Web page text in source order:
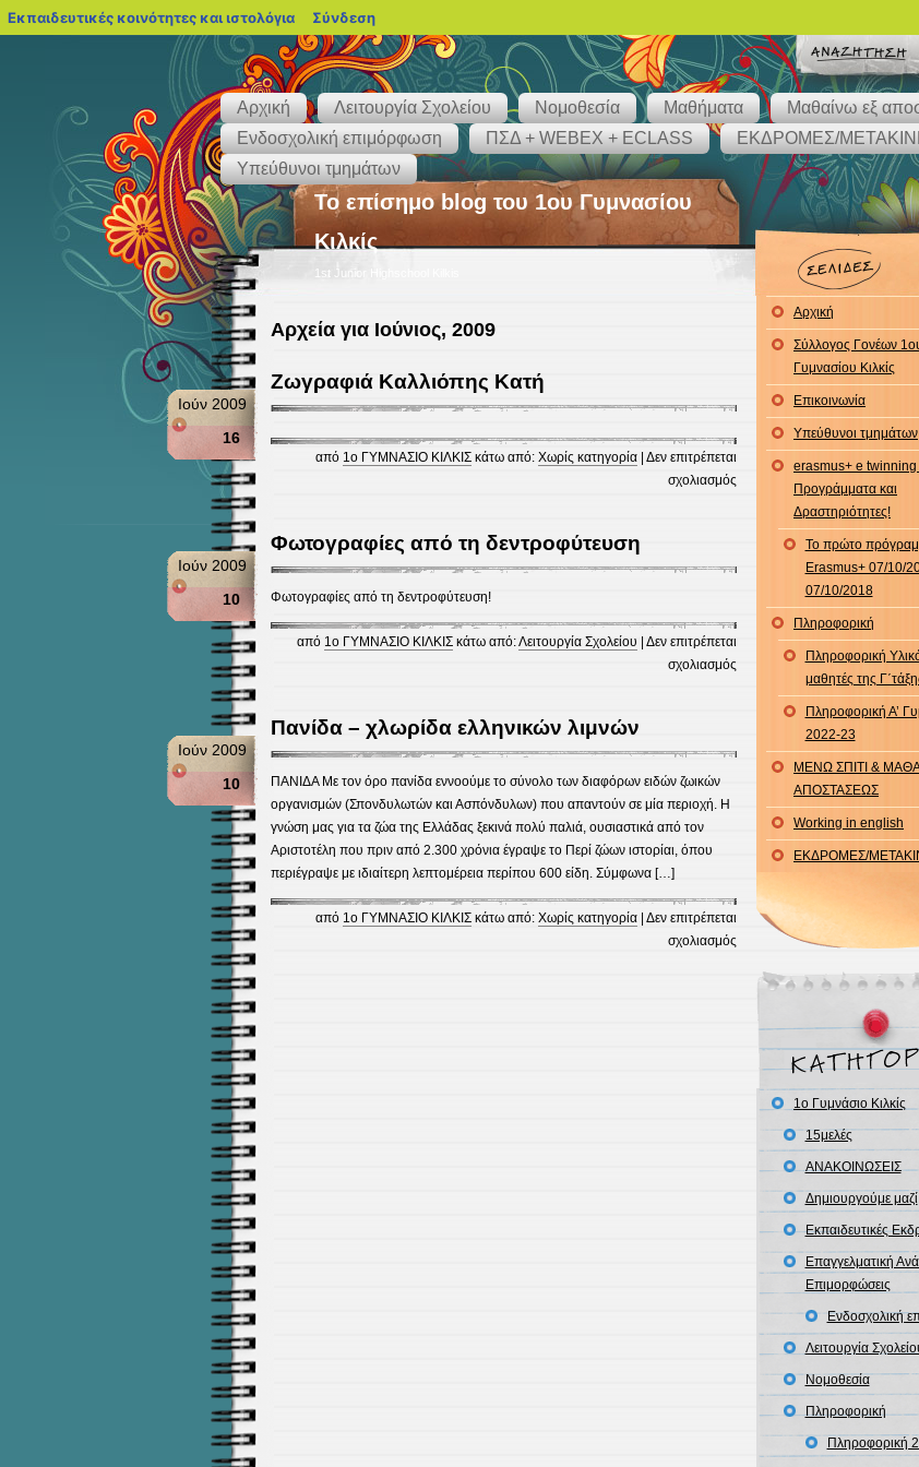
Αρχική Λειτουργία Σχολείου Νομοθεσία Μαθήματα
Μαθαίνω εξ
Ενδοσχολική επιμόρφωση
ΠΣΔ + WEBEX + ECLASS ΕΚΔΡΟΜΕΣ/
Υπεύθυνοι τμημάτων
Το επίσημο blog του 1ου Γυμνασίου
Κιλκίς
1st Junior Highschool Kilkis
Αρχεία για Ιούνιος, 2009
Ζωγραφιά Καλλιόπης Κατή
Ιούν 2009
16
από 1ο ΓΥΜΝΑΣΙΟ ΚΙΛΚΙΣκάτω από: Χωρίς κατηγορία| Δεν επιτρέπεται
σχολιασμόςστο
Καλλιόπης
Φωτογραφίες από τη δεντροφύτευση
Ιούν 2009
10
Φωτογραφίες από τη δεντροφύτευση!
από 1ο ΓΥΜΝΑΣΙΟ ΚΙΛΚΙΣκάτω από:Λειτουργία Σχολείου | Δεν επιτρέπεται
σχολιασμόςστο
Φωτογραφίες
δεντροφύτευση
Πανίδα – χλωρίδα ελληνικών λιμνών
Ιούν 2009
10
ΠΑΝΙΔΑ Με τον όρο πανίδα εννοούμε το σύνολο των διαφόρων ειδών ζωικών
οργανισμών (Σπονδυλωτών και Ασπόνδυλων) που απαντούν σε μία περιοχή. Η
γνώση μας για τα ζώα της Ελλάδας ξεκινά πολύ παλιά, ουσιαστικά από τον
Αριστοτέλη που πριν από 2.300 χρόνια έγραψε το Περί ζώων ιστορίαι, όπου
περιέγραψε με ιδιαίτερη λεπτομέρεια περίπου 600 είδη. Σύμφωνα […]
από 1ο ΓΥΜΝΑΣΙΟ ΚΙΛΚΙΣκάτω από: Χωρίς κατηγορία| Δεν επιτρέπεται
σχολιασμόςστο
ελληνικών
λιμνών
Αρχική
Σύλλογος Γονέων
Γυμνασίου Κιλκίς
Επικοινωνία
Υπεύθυνοι τμημάτων
erasmus+ e twinning
Προγράμματα και
Δραστηριότητες!
Το πρώτο
Erasmus+ 07/10/
07/10/2018
Πληροφορική
Πληροφορική
μαθητές της
Πληροφορική Α’
2022-23
ΜΕΝΩ ΣΠΙΤΙ &
ΑΠΟΣΤΑΣΕΩΣ
Working in english
ΕΚΔΡΟΜΕΣ/
1ο Γυμνάσιο Κιλκίς
15μελές
ΑΝΑΚΟΙΝΩΣΕΙΣ
Δημιουργούμε μαζί
Εκπαιδευτικές
Επαγγελματική
Επιμορφώσεις
Ενδοσχολική
Λειτουργία
Νομοθεσία
Πληροφορική
Πληροφορική
Εκπαιδευτικές κοινότητες και ιστολόγια blogs.sch.gr
Σύνδεση